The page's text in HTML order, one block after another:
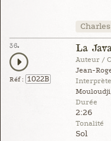
36.
Réf : 1022B
La
Auteur /
Jean-
Durée
2:26
Tonalité
Sol